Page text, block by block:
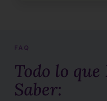
FAQ
Todo lo que
Saber: